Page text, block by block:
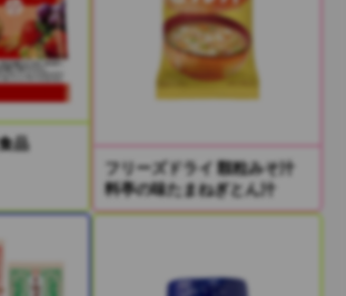
品
フリーズドライ 顆粒みそ汁
料亭の味たまねぎとん汁